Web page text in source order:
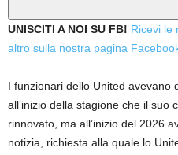
UNISCITI A NOI SU FB! Ricevi le
altro sulla nostra pagina
I funzionari dello United avevano
all’inizio della stagione che il suo
rinnovato, ma all’inizio del 2026
notizia, richiesta alla quale lo